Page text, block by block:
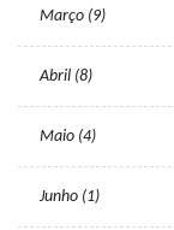
Março (9)
Abril (8)
Maio (4)
Junho (1)